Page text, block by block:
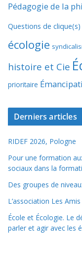
Pédagogie de la
Questions de
écologie
histoire et Cie
prioritaire
Derniers articles
RIDEF 2026, Pologne
Pour une formation
sociaux dans la
Des groupes de
L’association Les
École et Écologie. Le
parler et agir avec les